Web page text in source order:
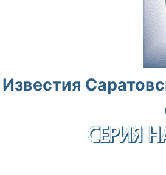
Известия
СЕРИЯ